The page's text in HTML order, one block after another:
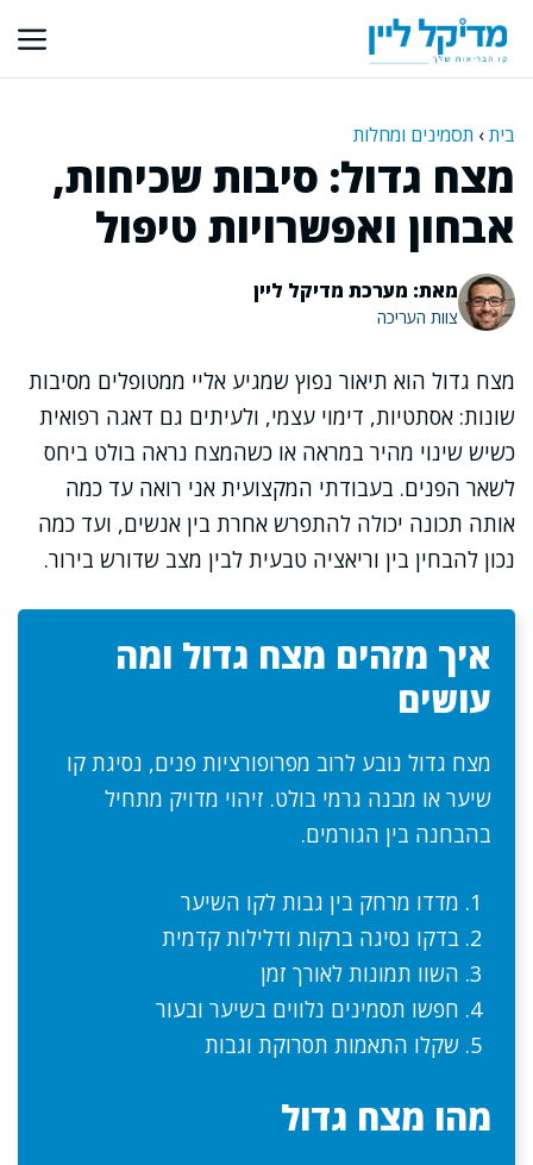
לתוכן
בית› תסמינים ומחלות
מצח גדול: סיבות שכיחות,
אבחון ואפשרויות טיפול
מאת: מערכת מדיקל ליין
צוות העריכה
מצח גדול הוא תיאור נפוץ שמגיע אליי ממטופלים מסיבות
שונות: אסתטיות, דימוי עצמי, ולעיתים גם דאגה רפואית
כשיש שינוי מהיר במראה או כשהמצח נראה בולט ביחס
לשאר הפנים. בעבודתי המקצועית אני רואה עד כמה
אותה תכונה יכולה להתפרש אחרת בין אנשים, ועד כמה
נכון להבחין בין וריאציה טבעית לבין מצב שדורש בירור.
איך מזהים מצח גדול ומה
עושים
מצח גדול נובע לרוב מפרופורציות פנים, נסיגת קו
שיער או מבנה גרמי בולט. זיהוי מדויק מתחיל
בהבחנה בין הגורמים.
מדדו מרחק בין גבות לקו השיער
בדקו נסיגה ברקות ודלילות קדמית
השוו תמונות לאורך זמן
חפשו תסמינים נלווים בשיער ובעור
שקלו התאמות תסרוקת וגבות
מהו מצח גדול